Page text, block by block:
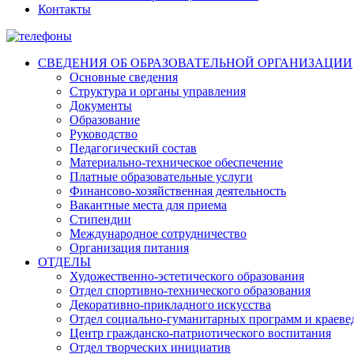
Контакты
СВЕДЕНИЯ ОБ ОБРАЗОВАТЕЛЬНОЙ ОРГАНИЗАЦИИ
Основные сведения
Структура и органы управления
Документы
Образование
Руководство
Педагогический состав
Материально-техническое обеспечение
Платные образовательные услуги
Финансово-хозяйственная деятельность
Вакантные места для приема
Стипендии
Международное сотрудничество
Организация питания
ОТДЕЛЫ
Художественно-эстетического образования
Отдел спортивно-технического образования
Декоративно-прикладного искусства
Отдел социально-гуманитарных программ и
Центр гражданско-патриотического воспитания
Отдел творческих инициатив